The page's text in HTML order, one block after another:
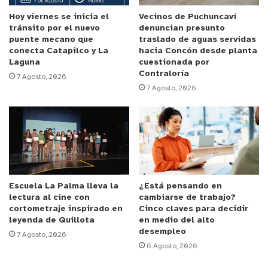
Hoy viernes se inicia el
tránsito por el nuevo
puente mecano que
conecta Catapilco y La
Laguna
7 Agosto, 2026
Vecinos de Puchuncaví
denuncian presunto
traslado de aguas servidas
hacia Concón desde planta
cuestionada por
Contraloría
7 Agosto, 2026
Escuela La Palma lleva la
lectura al cine con
cortometraje inspirado en
leyenda de Quillota
7 Agosto, 2026
¿Está pensando en
cambiarse de trabajo?
Cinco claves para decidir
en medio del alto
desempleo
6 Agosto, 2026